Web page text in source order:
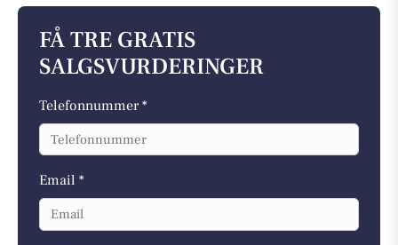
FÅ TRE GRATIS
SALGSVURDERINGER
Telefonnummer *
Email *